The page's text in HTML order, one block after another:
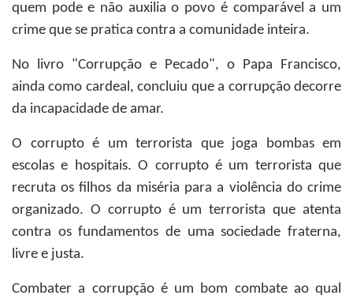
quem pode e não auxilia o povo é comparável a um
crime que se pratica contra a comunidade inteira.
No livro "Corrupção e Pecado", o Papa Francisco,
ainda como cardeal, concluiu que a corrupção decorre
da incapacidade de amar.
O corrupto é um terrorista que joga bombas em
escolas e hospitais. O corrupto é um terrorista que
recruta os filhos da miséria para a violência do crime
organizado. O corrupto é um terrorista que atenta
contra os fundamentos de uma sociedade fraterna,
livre e justa.
Combater a corrupção é um bom combate ao qual